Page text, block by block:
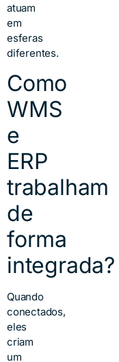
atuam
em
esferas
diferentes.
Como
WMS
e
ERP
trabalham
de
forma
integrada?
Quando
conectados,
eles
criam
um